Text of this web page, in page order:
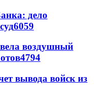
дело
6059
воздушный
4794
вывода войск из